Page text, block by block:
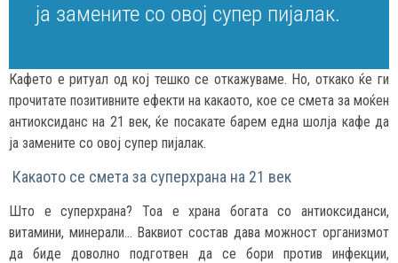
ја замените со овој супер пијалак.
Кафето е ритуал од кој тешко се откажуваме. Но, откако ќе ги
прочитате позитивните ефекти на какаото, кое се смета за моќен
антиоксиданс на 21 век, ќе посакате барем една шолја кафе да
ја замените со овој супер пијалак.
Какаото се смета за суперхрана на 21 век
Што е суперхрана? Тоа е храна богата со антиоксиданси,
витамини, минерали… Ваквиот состав дава можност организмот
да биде доволно подготвен да се бори против инфекции,